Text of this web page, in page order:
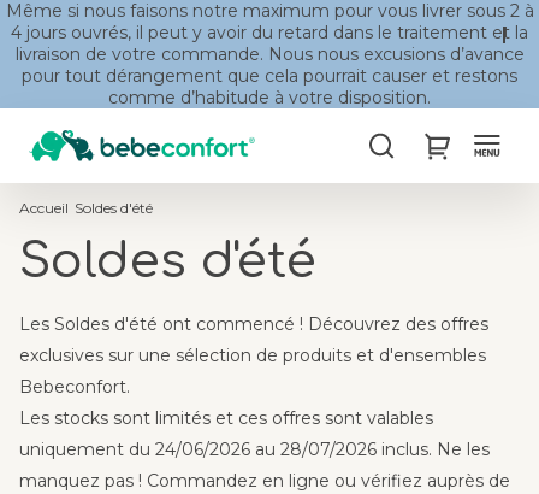
Même si nous faisons notre maximum pour vous livrer sous 2 à
4 jours ouvrés, il peut y avoir du retard dans le traitement et la
livraison de votre commande. Nous nous excusions d’avance
pour tout dérangement que cela pourrait causer et restons
comme d’habitude à votre disposition.
ChercherMy Cart
Accueil Soldes d'été
Soldes d'été
Les Soldes d'été ont commencé ! Découvrez des offres
exclusives sur une sélection de produits et d'ensembles
Bebeconfort.
Les stocks sont limités et ces offres sont valables
uniquement du 24/06/2026 au 28/07/2026 inclus. Ne les
manquez pas ! Commandez en ligne ou vérifiez auprès de